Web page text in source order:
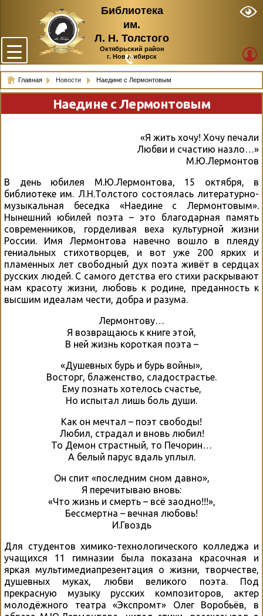
Библиотека
им.
Л. Н. Толстого
Октябрьский район
г. Новосибирск
Главная Новости Наедине с Лермонтовым
Наедине с Лермонтовым
«Я жить хочу! Хочу печали
Любви и счастию назло…»
М.Ю.Лермонтов
В день юбилея М.Ю.Лермонтова, 15 октября, в
библиотеке им. Л.Н.Толстого состоялась литературно-
музыкальная беседка «Наедине с Лермонтовым».
Нынешний юбилей поэта – это благодарная память
современников, горделивая веха культурной жизни
России. Имя Лермонтова навечно вошло в плеяду
гениальных стихотворцев, и вот уже 200 ярких и
пламенных лет свободный дух поэта живёт в сердцах
русских людей. С самого детства его стихи раскрывают
нам красоту жизни, любовь к родине, преданность к
высшим идеалам чести, добра и разума.
Лермонтову…
Я возвращаюсь к книге этой,
В ней жизнь короткая поэта –
«Душевных бурь и бурь войны»,
Восторг, блаженство, сладострастье.
Ему познать хотелось счастье,
Но испытал лишь боль души.
Как он мечтал – поэт свободы!
Любил, страдал и вновь любил!
То Демон страстный, то Печорин…
А белый парус вдаль уплыл.
Он спит «последним сном давно»,
Я перечитываю вновь:
«Что жизнь и смерть – всё заодно!!!»,
Бессмертна – вечная любовь!
И.Гвоздь
Для студентов химико-технологического колледжа и
учащихся 11 гимназии была показана красочная и
яркая мультимедиапрезентация о жизни, творчестве,
душевных муках, любви великого поэта. Под
прекрасную музыку русских композиторов, актер
молодёжного театра «Экспромт» Олег Воробьёв, в